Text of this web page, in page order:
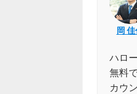
岡
ハロ
無料
カウ